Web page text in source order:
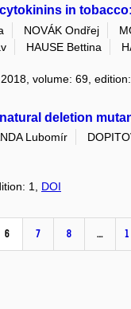
in
NOVÁK Ondřej
HAUSE Bettina
2018, volume: 69, edition:
deletion
Lubomír
1, DOI
6 7 8 …